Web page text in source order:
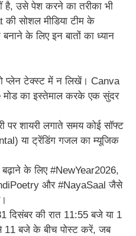
है, उसे पेश करने का तरीका भी
सोशल मीडिया टीम के
के लिए इन बातों का ध्यान
प्लेन टेक्स्ट में न लिखें। Canva
का इस्तेमाल करके एक सुंदर
पर शायरी लगाते समय कोई सॉफ्ट
या ट्रेंडिंग गजल का म्यूजिक
बढ़ाने के लिए #NewYear2026,
और #NayaSaal जैसे
दिसंबर की रात 11:55 बजे या 1
11 बजे के बीच पोस्ट करें, जब